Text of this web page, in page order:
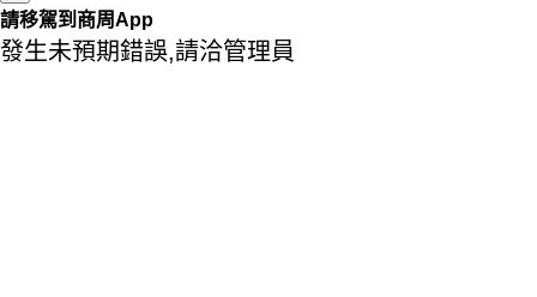
請移駕到商周App
發生未預期錯誤,請洽管理員